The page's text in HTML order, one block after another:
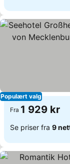
Populært valg
Fra 1 929 kr
Se priser fra 9